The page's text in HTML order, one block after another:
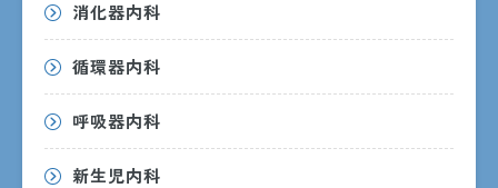
消化器内科
循環器内科
呼吸器内科
新生児内科